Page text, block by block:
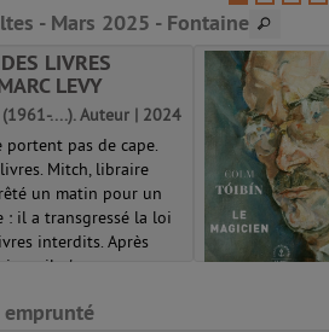
- Mars 2025 - Fontaine
LIVRES
LEVY
(1961-....). Auteur | 2024
portent pas de cape.
Mitch, libraire
un matin pour un
: il a transgressé la loi
interdits. Après
il n'a...